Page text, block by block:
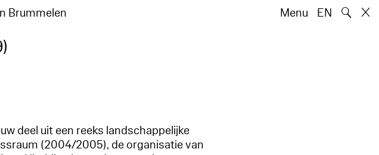
Brummelen Menu EN 🔍
deel uit een reeks landschappelijke
(2004/2005), de organisatie van